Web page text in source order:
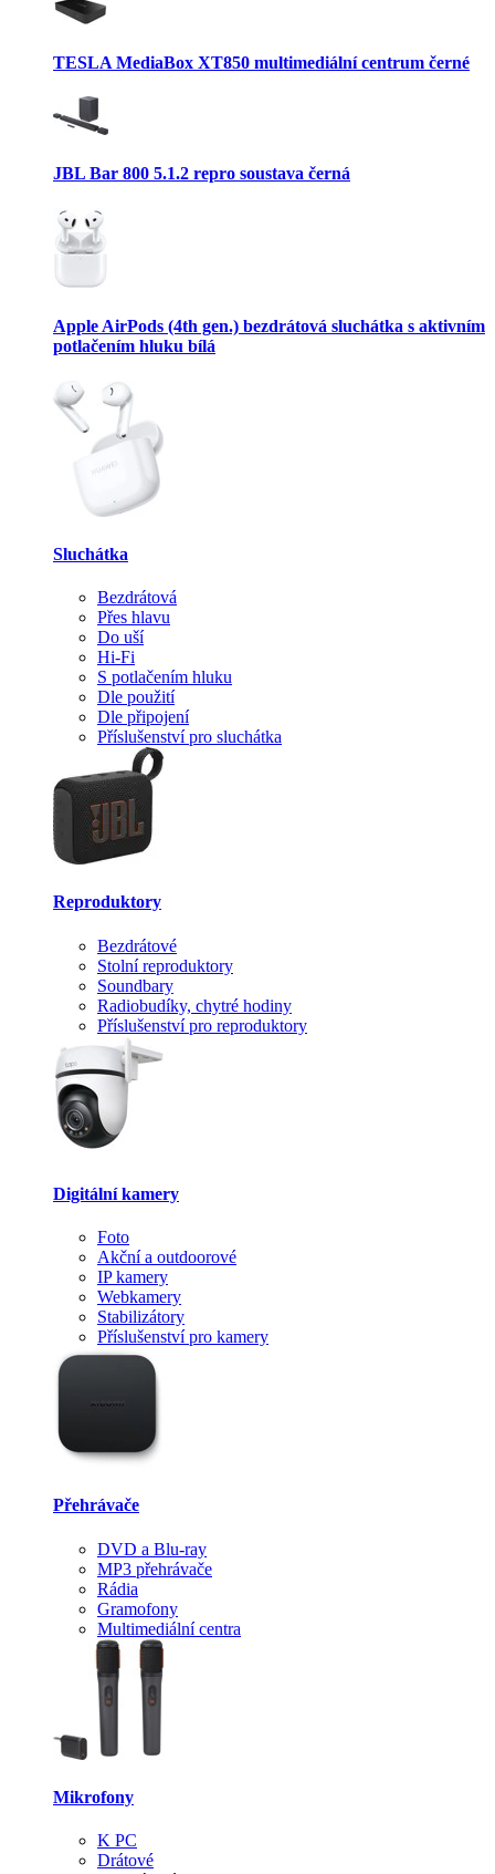
TESLA MediaBox XT850 multimediální centrum černé
JBL Bar 800 5.1.2 repro soustava černá
Apple AirPods (4th gen.) bezdrátová sluchátka s aktivním
potlačením hluku bílá
Sluchátka
Bezdrátová
Přes hlavu
Do uší
Hi-Fi
S potlačením hluku
Dle použití
Dle připojení
Příslušenství pro sluchátka
Reproduktory
Bezdrátové
Stolní reproduktory
Soundbary
Radiobudíky, chytré hodiny
Příslušenství pro reproduktory
Digitální kamery
Foto
Akční a outdoorové
IP kamery
Webkamery
Stabilizátory
Příslušenství pro kamery
Přehrávače
DVD a Blu-ray
MP3 přehrávače
Rádia
Gramofony
Multimediální centra
Mikrofony
K PC
Drátové